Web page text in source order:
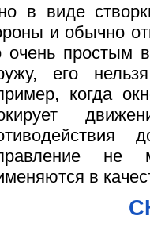
в виде
и обычно
очень простым
его
когда
в